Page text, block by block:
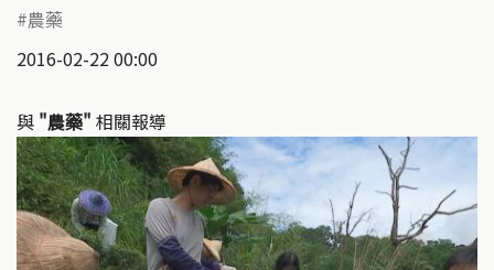
農藥
2016-02-22 00:00
與 "農藥" 相關報導